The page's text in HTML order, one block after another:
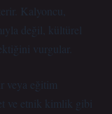
Kalyoncu,
değil, kültürel
vurgular.
veya eğitim
ve etnik kimlik gibi